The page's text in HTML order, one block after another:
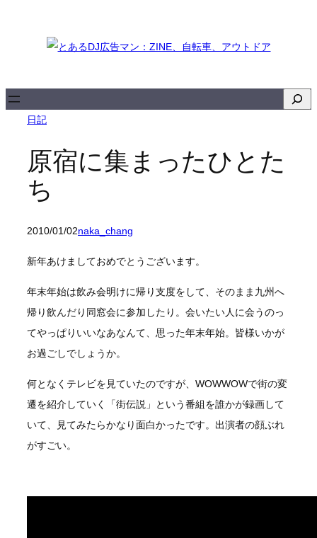
キ
日記
原宿に集まったひとた
ち
2010/01/02naka_chang
新年あけましておめでとうございます。
年末年始は飲み会明けに帰り支度をして、そのまま九州へ
帰り飲んだり同窓会に参加したり。会いたい人に会うのっ
てやっぱりいいなあなんて、思った年末年始。皆様いかが
お過ごしでしょうか。
何となくテレビを見ていたのですが、WOWWOWで街の変
遷を紹介していく「街伝説」という番組を誰かが録画して
いて、見てみたらかなり面白かったです。出演者の顔ぶれ
がすごい。